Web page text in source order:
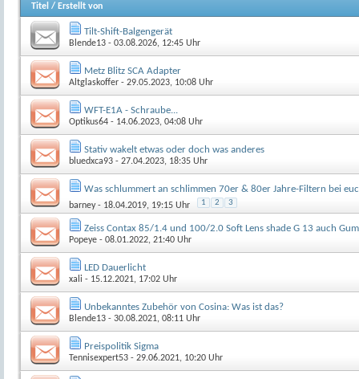
Titel / Erstellt von
Tilt-Shift-Balgengerät
Blende13 - 03.08.2026, 12:45 Uhr
Metz Blitz SCA Adapter
Altglaskoffer - 29.05.2023, 10:08 Uhr
WFT-E1A - Schraube...
Optikus64 - 14.06.2023, 04:08 Uhr
Stativ wakelt etwas oder doch was anderes
bluedxca93 - 27.04.2023, 18:35 Uhr
Was schlummert an schlimmen 70er & 80er Jahre-Filtern bei
barney- 18.04.2019, 19:15 Uhr 1 2 3
Zeiss Contax 85/1.4 und 100/2.0 Soft Lens shade G 13 auch
Popeye - 08.01.2022, 21:40 Uhr
LED Dauerlicht
xali - 15.12.2021, 17:02 Uhr
Unbekanntes Zubehör von Cosina: Was ist das?
Blende13 - 30.08.2021, 08:11 Uhr
Preispolitik Sigma
Tennisexpert53 - 29.06.2021, 10:20 Uhr